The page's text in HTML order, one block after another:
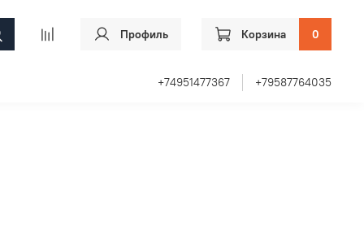
Профиль Корзина 0
+74951477367 +79587764035